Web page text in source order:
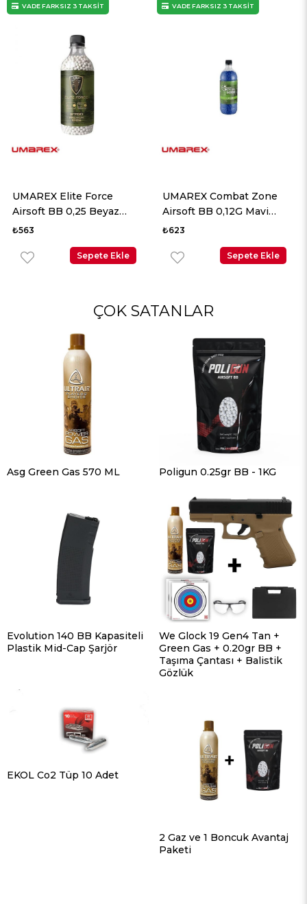
UMAREX Elite Force
Airsoft BB 0,25 Beyaz
2700 Adet
₺563
Sepete Ekle
VADE FARKSIZ 3 TAKSİT
UMAREX Combat Zone
Airsoft BB 0,12G Mavi
5000 Adet
₺623
Sepete Ekle
VADE FARKSIZ 3 TAKSİT
ÇOK SATANLAR
Asg Green Gas 570 ML Poligun 0.25gr BB - 1KG
Evolution 140 BB Kapasiteli
Plastik Mid-Cap Şarjör
We Glock 19 Gen4 Tan +
Green Gas + 0.20gr BB +
Taşıma Çantası + Balistik
Gözlük
EKOL Co2 Tüp 10 Adet
2 Gaz ve 1 Boncuk Avantaj
Paketi